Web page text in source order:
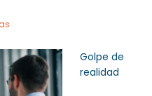
Golpe de
realidad